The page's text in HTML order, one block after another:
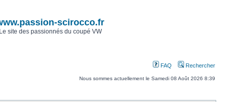
scirocco.fr
Le site des passionnés du coupé VW
FAQ Rechercher
Nous sommes actuellement le Samedi 08 Août 2026 8:39